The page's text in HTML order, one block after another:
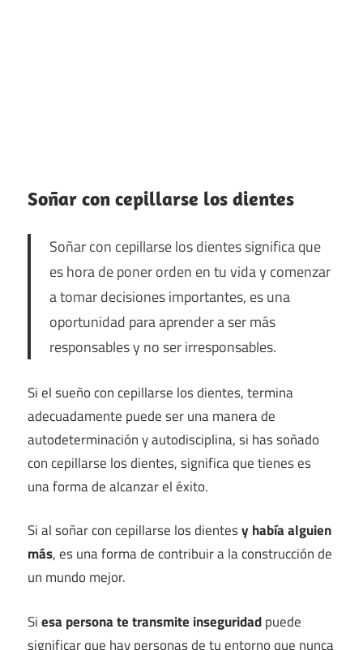
Soñar con cepillarse los dientes
Soñar con cepillarse los dientes significa que
es hora de poner orden en tu vida y comenzar
a tomar decisiones importantes, es una
oportunidad para aprender a ser más
responsables y no ser irresponsables.
Si el sueño con cepillarse los dientes, termina
adecuadamente puede ser una manera de
autodeterminación y autodisciplina, si has soñado
con cepillarse los dientes, significa que tienes es
una forma de alcanzar el éxito.
Si al soñar con cepillarse los dientesy había alguien
más, es una forma de contribuir a la construcción de
un mundo mejor.
Siesa persona te transmite inseguridadpuede
significar que hay personas de tu entorno que nunca